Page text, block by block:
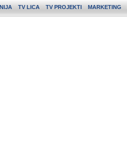
TV LICA TV PROJEKTI MARKETING